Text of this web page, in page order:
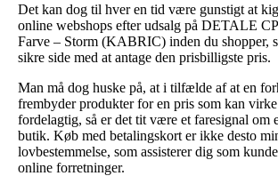
Det kan dog til hver en tid være gunstigt at
online webshops efter udsalg på DETALE
Farve – Storm (KABRIC) inden du shopper,
sikre side med at antage den prisbilligste pris.
Man må dog huske på, at i tilfælde af at en
frembyder produkter for en pris som kan
fordelagtig, så er det tit være et faresignal om
butik. Køb med betalingskort er ikke desto
lovbestemmelse, som assisterer dig som
online forretninger.